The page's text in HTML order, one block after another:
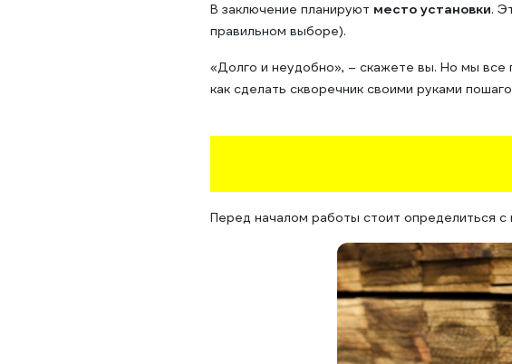
В заключение планируют место установки.
правильном выборе).
«Долго и неудобно», – скажете вы. Но мы
как сделать скворечник своими руками
Перед началом работы стоит определиться